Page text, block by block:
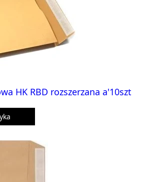
HK RBD rozszerzana a'10szt